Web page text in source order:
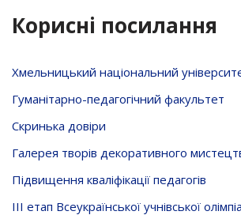
Корисні посилання
Хмельницький національний
Гуманітарно-педагогічний факультет
Скринька довiри
Галерея творів декоративного
Підвищення кваліфікації педагогів
ІІІ етап Всеукраїнської учнівської